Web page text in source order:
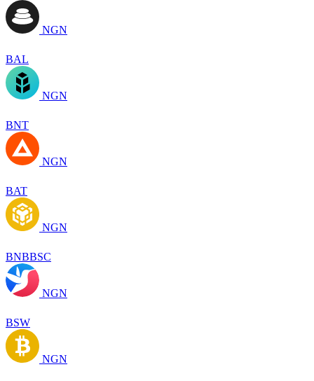
NGN
BAL
NGN
BNT
NGN
BAT
NGN
BNBBSC
NGN
BSW
NGN